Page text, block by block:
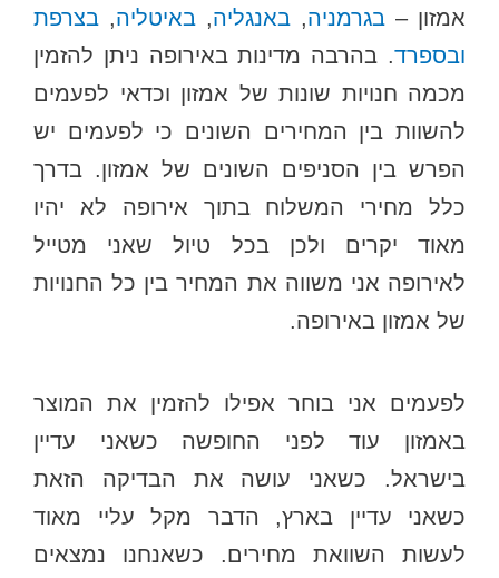
אמזון – בגרמניה, באנגליה, באיטליה, בצרפת
ובספרד. בהרבה מדינות באירופה ניתן להזמין
מכמה חנויות שונות של אמזון וכדאי לפעמים
להשוות בין המחירים השונים כי לפעמים יש
הפרש בין הסניפים השונים של אמזון. בדרך
כלל מחירי המשלוח בתוך אירופה לא יהיו
מאוד יקרים ולכן בכל טיול שאני מטייל
לאירופה אני משווה את המחיר בין כל החנויות
של אמזון באירופה.
לפעמים אני בוחר אפילו להזמין את המוצר
באמזון עוד לפני החופשה כשאני עדיין
בישראל. כשאני עושה את הבדיקה הזאת
כשאני עדיין בארץ, הדבר מקל עליי מאוד
לעשות השוואת מחירים. כשאנחנו נמצאים